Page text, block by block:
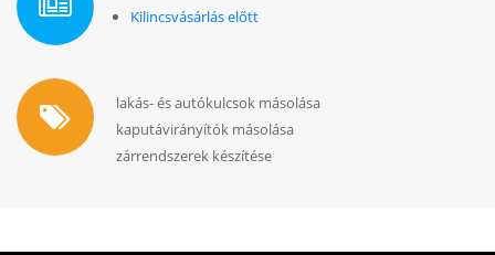
Kilincsvásárlás előtt
lakás- és autókulcsok másolása
kaputávirányítók másolása
zárrendszerek készítése